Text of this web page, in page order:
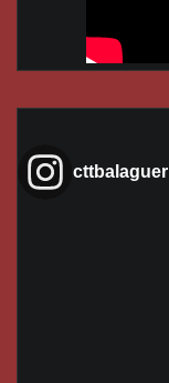
cttbalaguer